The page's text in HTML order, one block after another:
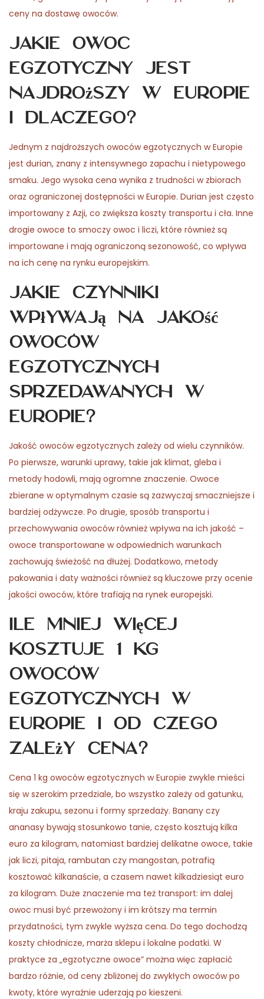
ceny na dostawę owoców.
Jakie owoc
egzotyczny jest
najdroższy w Europie
i dlaczego?
Jednym z najdroższych owoców egzotycznych w Europie
jest durian, znany z intensywnego zapachu i nietypowego
smaku. Jego wysoka cena wynika z trudności w zbiorach
oraz ograniczonej dostępności w Europie. Durian jest często
importowany z Azji, co zwiększa koszty transportu i cła. Inne
drogie owoce to smoczy owoc i liczi, które również są
importowane i mają ograniczoną sezonowość, co wpływa
na ich cenę na rynku europejskim.
Jakie czynniki
wpływają na jakość
owoców
egzotycznych
sprzedawanych w
Europie?
Jakość owoców egzotycznych zależy od wielu czynników.
Po pierwsze, warunki uprawy, takie jak klimat, gleba i
metody hodowli, mają ogromne znaczenie. Owoce
zbierane w optymalnym czasie są zazwyczaj smaczniejsze i
bardziej odżywcze. Po drugie, sposób transportu i
przechowywania owoców również wpływa na ich jakość –
owoce transportowane w odpowiednich warunkach
zachowują świeżość na dłużej. Dodatkowo, metody
pakowania i daty ważności również są kluczowe przy ocenie
jakości owoców, które trafiają na rynek europejski.
Ile mniej więcej
kosztuje 1 kg
owoców
egzotycznych w
Europie i od czego
zależy cena?
Cena 1 kg owoców egzotycznych w Europie zwykle mieści
się w szerokim przedziale, bo wszystko zależy od gatunku,
kraju zakupu, sezonu i formy sprzedaży. Banany czy
ananasy bywają stosunkowo tanie, często kosztują kilka
euro za kilogram, natomiast bardziej delikatne owoce, takie
jak liczi, pitaja, rambutan czy mangostan, potrafią
kosztować kilkanaście, a czasem nawet kilkadziesiąt euro
za kilogram. Duże znaczenie ma też transport: im dalej
owoc musi być przewożony i im krótszy ma termin
przydatności, tym zwykle wyższa cena. Do tego dochodzą
koszty chłodnicze, marża sklepu i lokalne podatki. W
praktyce za „egzotyczne owoce” można więc zapłacić
bardzo różnie, od ceny zbliżonej do zwykłych owoców po
kwoty, które wyraźnie uderzają po kieszeni.